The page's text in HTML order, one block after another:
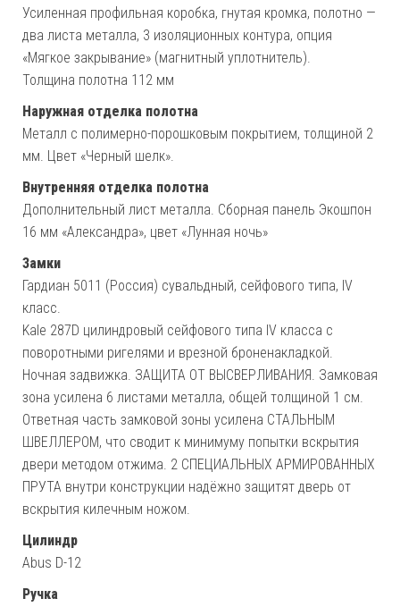
Усиленная профильная коробка, гнутая кромка, полотно —
два листа металла, 3 изоляционных контура, опция
«Мягкое закрывание» (магнитный уплотнитель).
Толщина полотна 112 мм
Наружная отделка полотна
Металл с полимерно-порошковым покрытием, толщиной 2
мм. Цвет «Черный шелк».
Внутренняя отделка полотна
Дополнительный лист металла. Сборная панель Экошпон
16 мм «Александра», цвет «Лунная ночь»
Замки
Гардиан 5011 (Россия) сувальдный, сейфового типа, IV
класс.
Kale 287D цилиндровый сейфового типа IV класса с
поворотными ригелями и врезной броненакладкой.
Ночная задвижка. ЗАЩИТА ОТ ВЫСВЕРЛИВАНИЯ. Замковая
зона усилена 6 листами металла, общей толщиной 1 см.
Ответная часть замковой зоны усилена СТАЛЬНЫМ
ШВЕЛЛЕРОМ, что сводит к минимуму попытки вскрытия
двери методом отжима. 2 СПЕЦИАЛЬНЫХ АРМИРОВАННЫХ
ПРУТА внутри конструкции надёжно защитят дверь от
вскрытия килечным ножом.
Цилиндр
Abus D-12
Ручка